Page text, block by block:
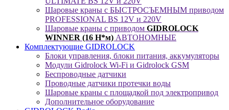
Шаровые краны с БЫСТРОСЪЕМНЫМ приводом
PROFESSIONAL BS 12V и 220V
Шаровые краны с приводом GIDROLOCK
WINNER (16 Н*м) АВТОНОМНЫЕ
Комплектующие GIDROLOCK
Блоки управления, блоки питания, аккумуляторы
Модули Gidrolock Wi-Fi и Gidrolock GSM
Беспроводные датчики
Проводные датчики протечки воды
Шаровые краны с площадкой под электропривод
Дополнительное оборудование